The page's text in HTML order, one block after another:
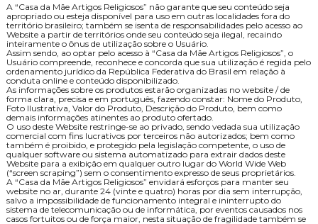
A “Casa da Mãe Artigos Religiosos” não garante que seu conteúdo seja
apropriado ou esteja disponível para uso em outras localidades fora do
território brasileiro; também se isenta de responsabilidades pelo acesso ao
Website a partir de territórios onde seu conteúdo seja ilegal, recaindo
inteiramente o ônus de utilização sobre o Usuário.
Assim sendo, ao optar pelo acesso à “Casa da Mãe Artigos Religiosos”, o
Usuário compreende, reconhece e concorda que sua utilização é regida pelo
ordenamento jurídico da República Federativa do Brasil em relação à
conduta online e conteúdo disponibilizado.
As informações sobre os produtos estarão organizadas no website / de
forma clara, precisa e em português, fazendo constar: Nome do Produto,
Foto Ilustrativa, Valor do Produto, Descrição do Produto, bem como
demais informações atinentes ao produto ofertado.
O uso deste Website restringe-se ao privado, sendo vedada sua utilização
comercial com fins lucrativos por terceiros não autorizados; bem como
também é proibido, e protegido pela legislação competente, o uso de
qualquer software ou sistema automatizado para extrair dados deste
Website para a exibição em qualquer outro lugar do World Wide Web
(“screen scraping”) sem o consentimento expresso de seus proprietários.
A “Casa da Mãe Artigos Religiosos” envidará esforços para manter seu
website no ar, durante 24 (vinte e quatro) horas por dia sem interrupção,
salvo a impossibilidade de funcionamento integral e ininterrupto do
sistema de telecomunicação ou de informática, por eventos causados nos
casos fortuitos ou de força maior, nesta situação de fragilidade também se